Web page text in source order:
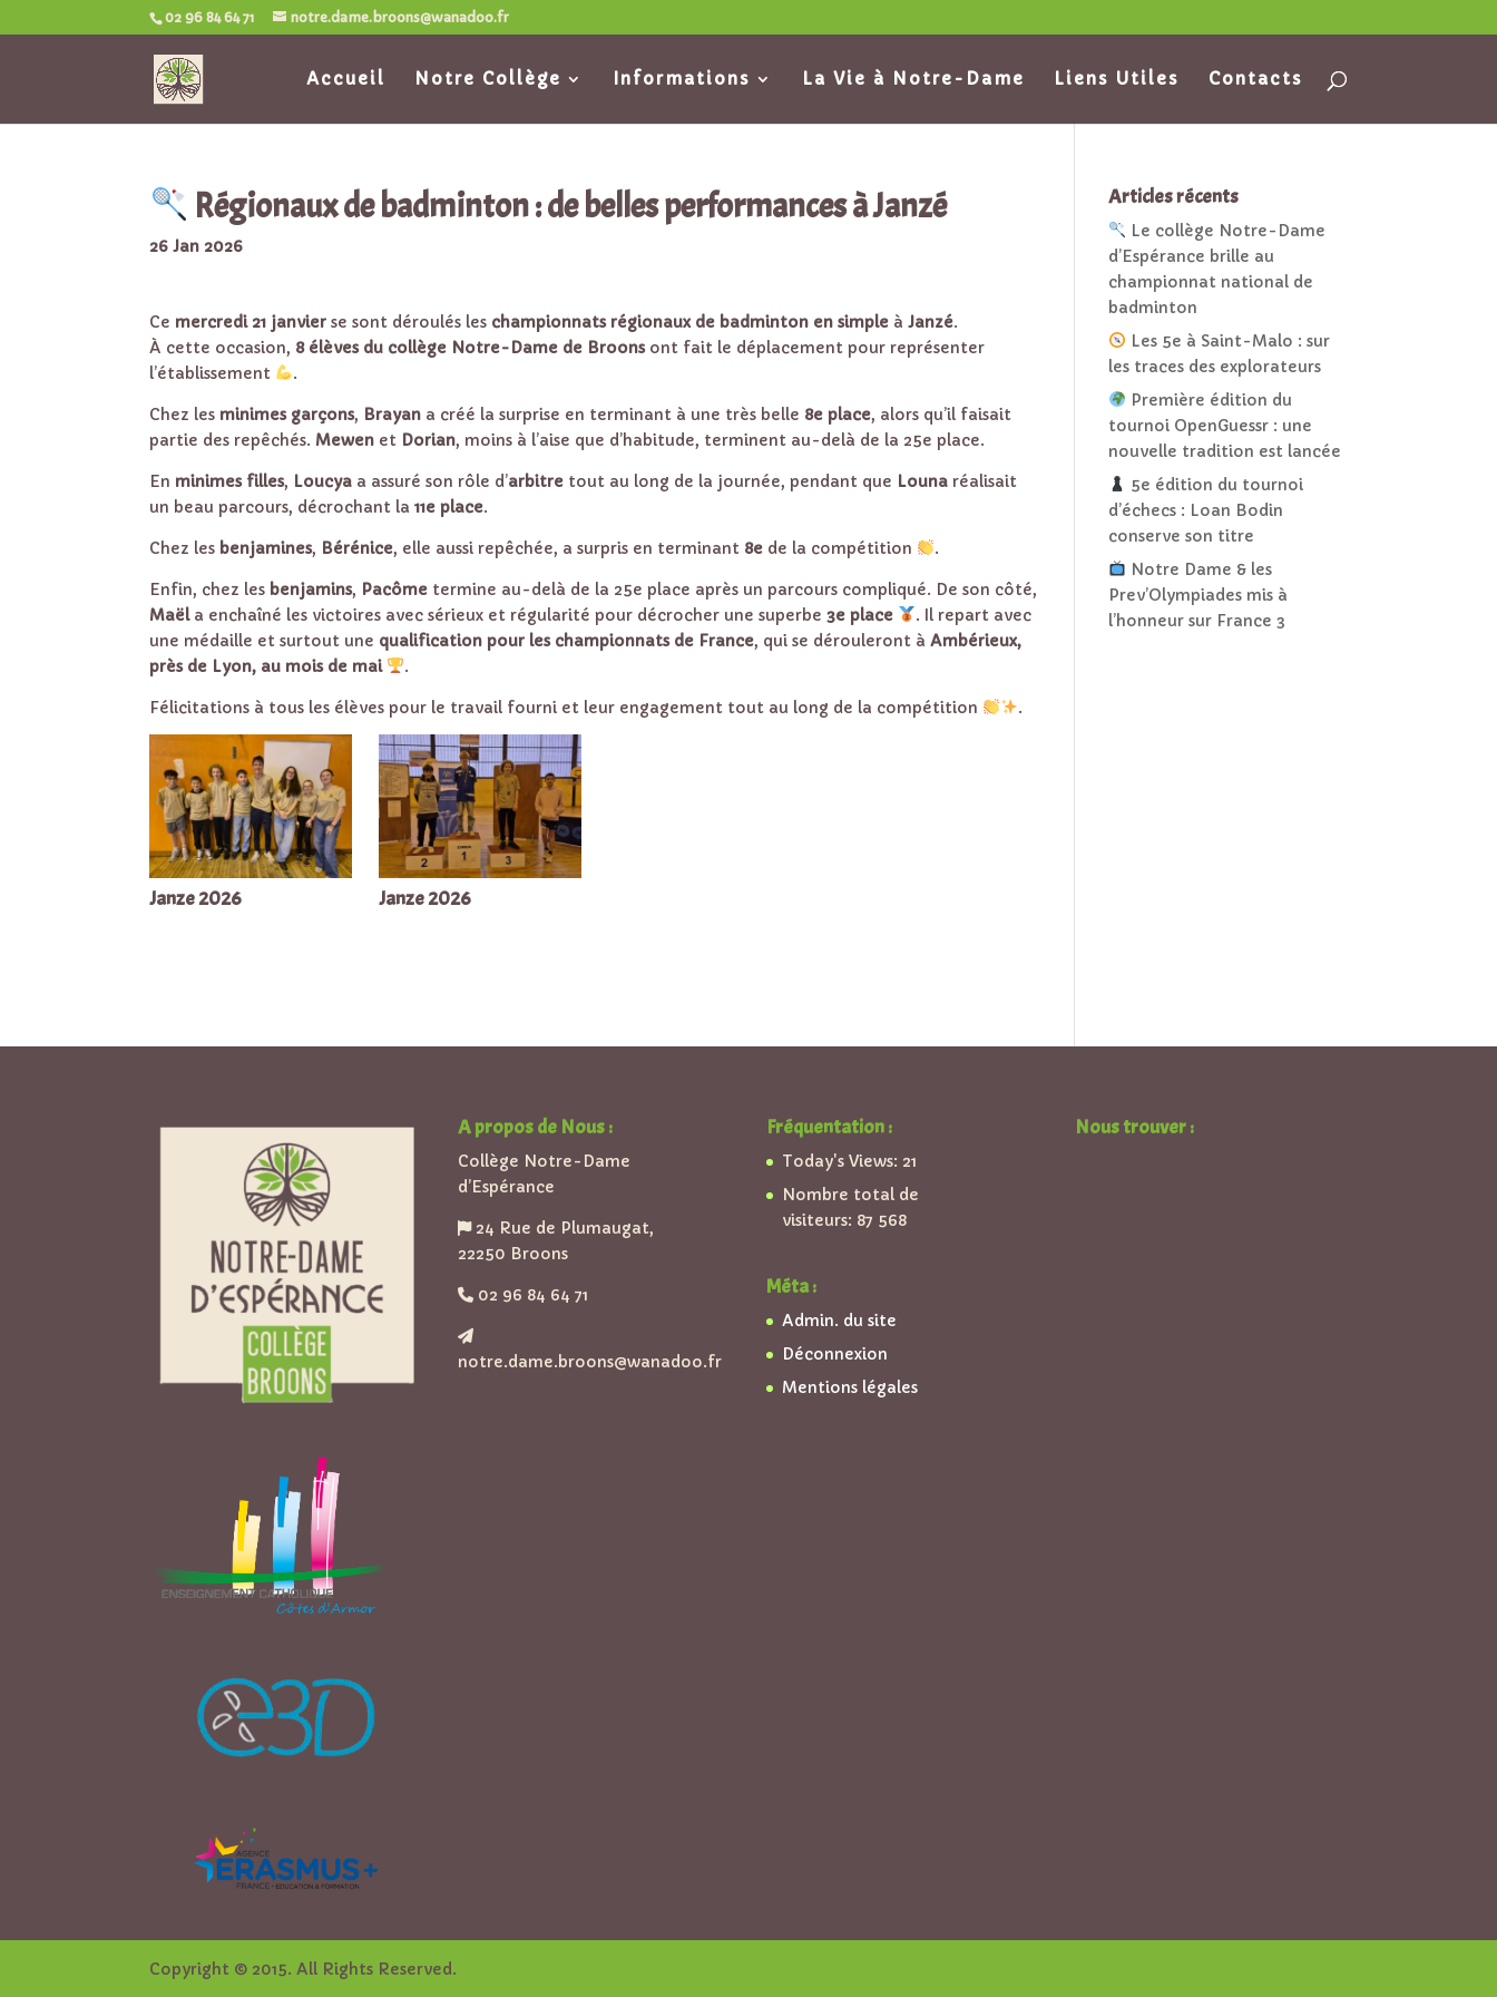
02 96 84 64 71 notre.dame.broons@wanadoo.fr
Accueil Notre Collège Informations La Vie à Notre-Dame Liens Utiles Contacts
Régionaux de badminton : de belles performances à Janzé
26 Jan 2026
Ce mercredi 21 janvier se sont déroulés les championnats régionaux de badminton en simple àJanzé.
À cette occasion, 8 élèves du collège Notre-Dame de Broonsont fait le déplacement pour représenter
l’établissement
.
Chez les minimes garçons, Brayan a créé la surprise en terminant à une très belle 8e place, alors qu’il faisait
partie des repêchés. Mewen et Dorian, moins à l’aise que d’habitude, terminent au-delà de la 25e place.
En minimes filles, Loucya a assuré son rôle d’arbitre tout au long de la journée, pendant que Louna réalisait
un beau parcours, décrochant la11e place.
Chez les benjamines, Bérénice, elle aussi repêchée, a surpris en terminant 8e de la compétition .
Enfin, chez les benjamins, Pacôme termine au-delà de la 25e place après un parcours compliqué. De son côté,
Maëla enchaîné les victoires avec sérieux et régularité pour décrocher une superbe3e place
. Il repart avec
une médaille et surtout une qualification pour les championnats de France, qui se dérouleront àAmbérieux,
près de Lyon, au mois de mai
.
Félicitations à tous les élèves pour le travail fourni et leur engagement tout au long de la compétition .
Janze 2026 Janze 2026
Articles récents
Le collège Notre-Dame
d’Espérance brille au
championnat national de
badminton
Les 5e à Saint-Malo : sur
les traces des explorateurs
Première édition du
tournoi OpenGuessr : une
nouvelle tradition est lancée
5e édition du tournoi
d’échecs : Loan Bodin
conserve son titre
Notre Dame & les
Prev’Olympiades mis à
l’honneur sur France 3
A propos de Nous :
Collège Notre-Dame
d’Espérance
24 Rue de Plumaugat,
22250 Broons
02 96 84 64 71
notre.dame.broons@wanadoo.fr
Fréquentation :
Today's Views: 21
Nombre total de
visiteurs: 87 568
Méta :
Admin. du site
Déconnexion
Mentions légales
Nous trouver :
Copyright © 2015. All Rights Reserved.